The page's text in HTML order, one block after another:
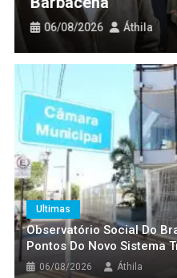
Áthila
Ultimas
Observatório Social Do
Pontos Do Novo Sistema
06/08/2026 Áthila